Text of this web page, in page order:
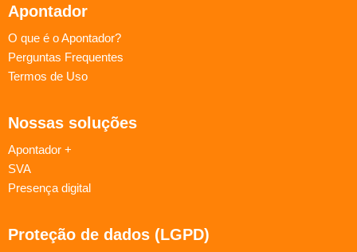
Apontador
O que é o Apontador?
Perguntas Frequentes
Termos de Uso
Nossas soluções
Apontador +
SVA
Presença digital
Proteção de dados (LGPD)